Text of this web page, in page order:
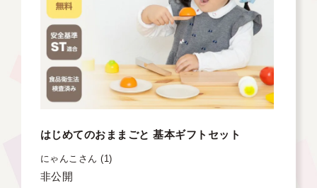
はじめてのおままごと 基本ギフトセット
にゃんこ 1
非公開